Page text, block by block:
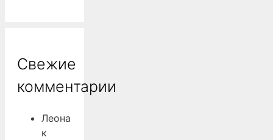
Свежие
комментарии
Леона
к